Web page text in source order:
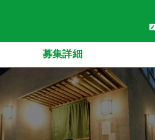
募集詳細